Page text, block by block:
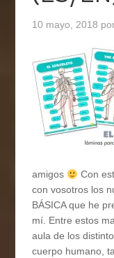
10 mayo, 2018
amigos
Con
con vosotros los
BÁSICA que he
mí. Entre estos
aula de los
cuerpo humano,